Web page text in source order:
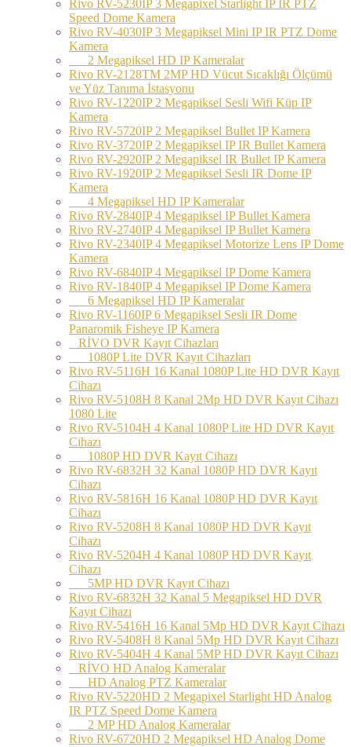
Rivo RV-5230IP 3 Megapixel Starlight IP IR PTZ
Speed Dome Kamera
Rivo RV-4030IP 3 Megapiksel Mini IP IR PTZ Dome
Kamera
2 Megapiksel HD IP Kameralar
Rivo RV-2128TM 2MP HD Vücut Sıcaklığı Ölçümü
ve Yüz Tanıma İstasyonu
Rivo RV-1220IP 2 Megapiksel Sesli Wifi Küp IP
Kamera
Rivo RV-5720IP 2 Megapiksel Bullet IP Kamera
Rivo RV-3720IP 2 Megapiksel IP IR Bullet Kamera
Rivo RV-2920IP 2 Megapiksel IR Bullet IP Kamera
Rivo RV-1920IP 2 Megapiksel Sesli IR Dome IP
Kamera
4 Megapiksel HD IP Kameralar
Rivo RV-2840IP 4 Megapiksel IP Bullet Kamera
Rivo RV-2740IP 4 Megapiksel IP Bullet Kamera
Rivo RV-2340IP 4 Megapiksel Motorize Lens IP Dome
Kamera
Rivo RV-6840IP 4 Megapiksel IP Dome Kamera
Rivo RV-1840IP 4 Megapiksel IP Dome Kamera
6 Megapiksel HD IP Kameralar
Rivo RV-1160IP 6 Megapiksel Sesli IR Dome
Panaromik Fisheye IP Kamera
RİVO DVR Kayıt Cihazları
1080P Lite DVR Kayıt Cihazları
Rivo RV-5116H 16 Kanal 1080P Lite HD DVR Kayıt
Cihazı
Rivo RV-5108H 8 Kanal 2Mp HD DVR Kayıt Cihazı
1080 Lite
Rivo RV-5104H 4 Kanal 1080P Lite HD DVR Kayıt
Cihazı
1080P HD DVR Kayıt Cihazı
Rivo RV-6832H 32 Kanal 1080P HD DVR Kayıt
Cihazı
Rivo RV-5816H 16 Kanal 1080P HD DVR Kayıt
Cihazı
Rivo RV-5208H 8 Kanal 1080P HD DVR Kayıt
Cihazı
Rivo RV-5204H 4 Kanal 1080P HD DVR Kayıt
Cihazı
5MP HD DVR Kayıt Cihazı
Rivo RV-6832H 32 Kanal 5 Megapiksel HD DVR
Kayıt Cihazı
Rivo RV-5416H 16 Kanal 5Mp HD DVR Kayıt Cihazı
Rivo RV-5408H 8 Kanal 5Mp HD DVR Kayıt Cihazı
Rivo RV-5404H 4 Kanal 5MP HD DVR Kayıt Cihazı
RİVO HD Analog Kameralar
HD Analog PTZ Kameralar
Rivo RV-5220HD 2 Megapixel Starlight HD Analog
IR PTZ Speed Dome Kamera
2 MP HD Analog Kameralar
Rivo RV-6720HD 2 Megapiksel HD Analog Dome